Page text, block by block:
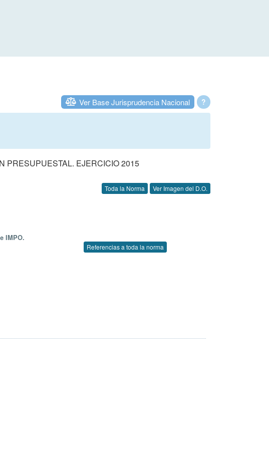
?
Ver Base Jurisprudencia Nacional
PRESUPUESTAL. EJERCICIO 2015
Toda la Norma Ver Imagen del D.O.
IMPO.
Referencias a toda la norma